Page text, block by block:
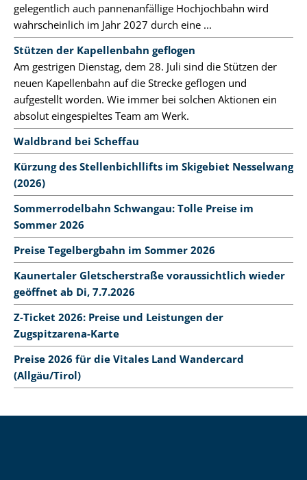
gelegentlich auch pannenanfällige Hochjochbahn wird
wahrscheinlich im Jahr 2027 durch eine ...
Stützen der Kapellenbahn geflogen
Am gestrigen Dienstag, dem 28. Juli sind die Stützen der
neuen Kapellenbahn auf die Strecke geflogen und
aufgestellt worden. Wie immer bei solchen Aktionen ein
absolut eingespieltes Team am Werk.
Waldbrand bei Scheffau
Kürzung des Stellenbichllifts im Skigebiet Nesselwang
(2026)
Sommerrodelbahn Schwangau: Tolle Preise im
Sommer 2026
Preise Tegelbergbahn im Sommer 2026
Kaunertaler Gletscherstraße voraussichtlich wieder
geöffnet ab Di, 7.7.2026
Z-Ticket 2026: Preise und Leistungen der
Zugspitzarena-Karte
Preise 2026 für die Vitales Land Wandercard
(Allgäu/Tirol)